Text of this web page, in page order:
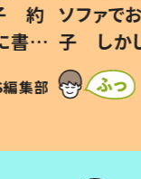
歳息
？」
編集部
小1から
ッド」
作り続
#令和の
SNSで話題